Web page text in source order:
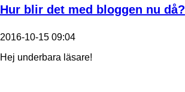
Hur blir det med bloggen nu då?
2016-10-15 09:04
Hej underbara läsare!